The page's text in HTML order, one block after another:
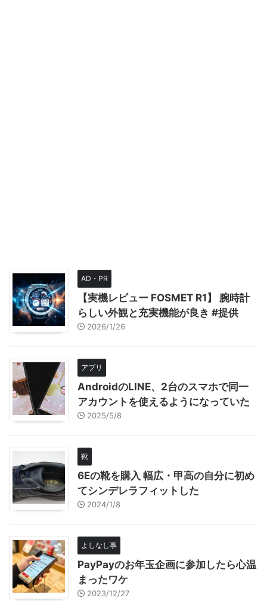
AD・PR
【実機レビュー FOSMET R1】 腕時計
らしい外観と充実機能が良き #提供
2026/1/26
アプリ
AndroidのLINE、2台のスマホで同一
アカウントを使えるようになっていた
2025/5/8
靴
6Eの靴を購入 幅広・甲高の自分に初め
てシンデレラフィットした
2024/1/8
よしなし事
PayPayのお年玉企画に参加したら心温
まったワケ
2023/12/27